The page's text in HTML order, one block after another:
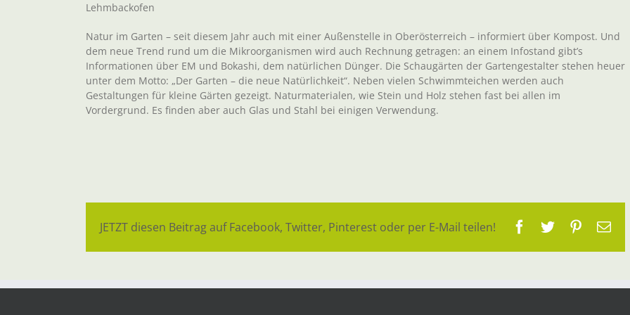
Lehmbackofen
Natur im Garten – seit diesem Jahr auch mit einer Außenstelle in Oberösterreich – informiert über Kompost. Und
dem neue Trend rund um die Mikroorganismen wird auch Rechnung getragen: an einem Infostand gibt’s
Informationen über EM und Bokashi, dem natürlichen Dünger. Die Schaugärten der Gartengestalter stehen heuer
unter dem Motto: „Der Garten – die neue Natürlichkeit“. Neben vielen Schwimmteichen werden auch
Gestaltungen für kleine Gärten gezeigt. Naturmaterialen, wie Stein und Holz stehen fast bei allen im
Vordergrund. Es finden aber auch Glas und Stahl bei einigen Verwendung.
JETZT diesen Beitrag auf Facebook, Twitter, Pinterest oder per E-Mail teilen! Facebook
Twitter
E-